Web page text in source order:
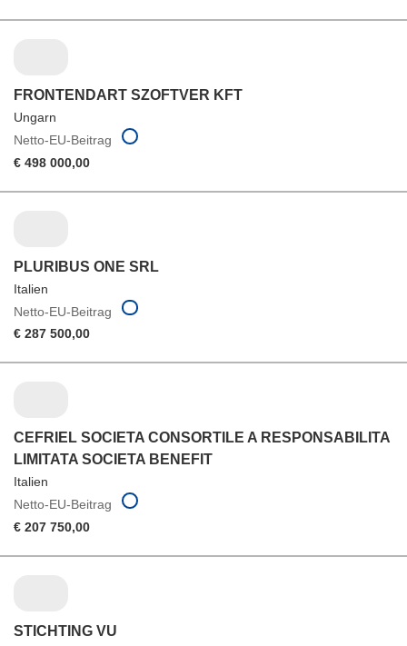
FRONTENDART SZOFTVER KFT
Ungarn
Netto-EU-Beitrag
€ 498 000,00
PLURIBUS ONE SRL
Italien
Netto-EU-Beitrag
€ 287 500,00
CEFRIEL SOCIETA CONSORTILE A RESPONSABILITA
LIMITATA SOCIETA BENEFIT
Italien
Netto-EU-Beitrag
€ 207 750,00
STICHTING VU